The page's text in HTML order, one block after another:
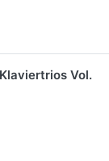
Vol.